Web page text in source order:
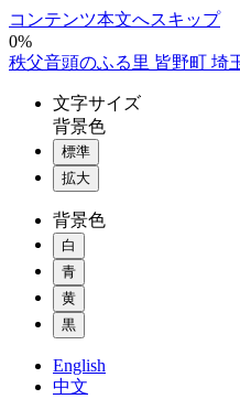
コンテンツ本文へスキップ
0%
秩父音頭のふる里 皆野町 埼
文字サイズ
背景色
標準
拡大
背景色
白
青
黄
黒
English
中文